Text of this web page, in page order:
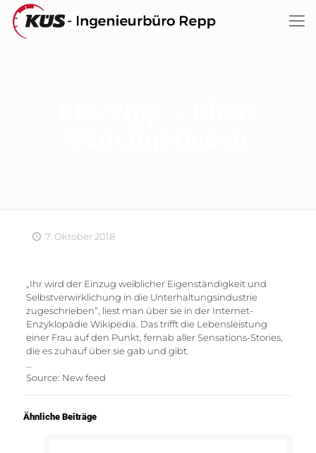
7. Oktober 2018
„Ihr wird der Einzug weiblicher Eigenständigkeit und
Selbstverwirklichung in die Unterhaltungsindustrie
zugeschrieben“, liest man über sie in der Internet-
Enzyklopädie Wikipedia. Das trifft die Lebensleistung
einer Frau auf den Punkt, fernab aller Sensations-Stories,
die es zuhauf über sie gab und gibt.
Source: New feed
Ähnliche Beiträge